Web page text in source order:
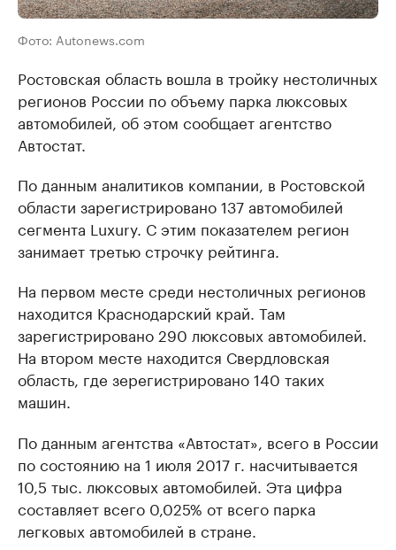
Фото: Autonews.com
Ростовская область вошла в тройку нестоличных
регионов России по объему парка люксовых
автомобилей, об этом сообщает агентство
Автостат.
По данным аналитиков компании, в Ростовской
области зарегистрировано 137 автомобилей
сегмента Luxury. С этим показателем регион
занимает третью строчку рейтинга.
На первом месте среди нестоличных регионов
находится Краснодарский край. Там
зарегистрировано 290 люксовых автомобилей.
На втором месте находится Свердловская
область, где зерегистрировано 140 таких
машин.
По данным агентства «Автостат», всего в России
по состоянию на 1 июля 2017 г. насчитывается
10,5 тыс. люксовых автомобилей. Эта цифра
составляет всего 0,025% от всего парка
легковых автомобилей в стране.